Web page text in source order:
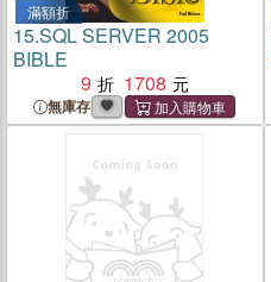
滿額折
15.SQL SERVER 2005
BIBLE
9
1708
無庫存